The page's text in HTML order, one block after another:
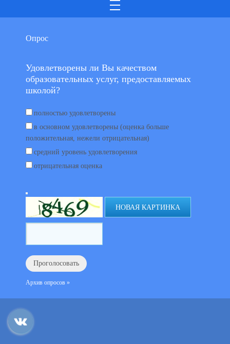
Опрос
Удовлетворены ли Вы качеством
образовательных услуг, предоставляемых
школой?
полностью удовлетворены
в основном удовлетворены (оценка больше
положительная, нежели отрицательная)
средний уровень удовлетворения
отрицательная оценка
НОВАЯ КАРТИНКА
Архив опросов »